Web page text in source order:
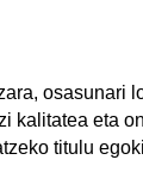
osasunari
kalitatea eta
titulu